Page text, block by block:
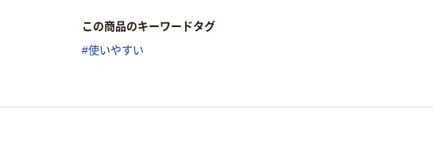
この商品のキーワードタグ
#使いやすい